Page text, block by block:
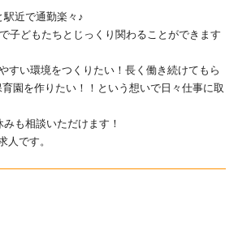
駅近で通勤楽々♪
子どもたちとじっくり関わることができます
すい環境をつくりたい！長く働き続けてもら
園を作りたい！！という想いで日々仕事に取
も相談いただけます！
人です。